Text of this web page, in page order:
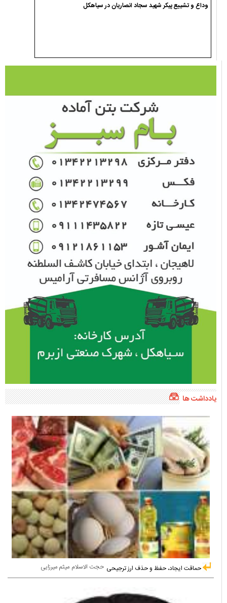
وداع و تشییع پیکر شهید سجاد انصاریان در سیاهکل
یادداشت ها
حجت الاسلام میثم میرزایی حماقت ایجاد، حفظ و حذف ارز ترجیحی